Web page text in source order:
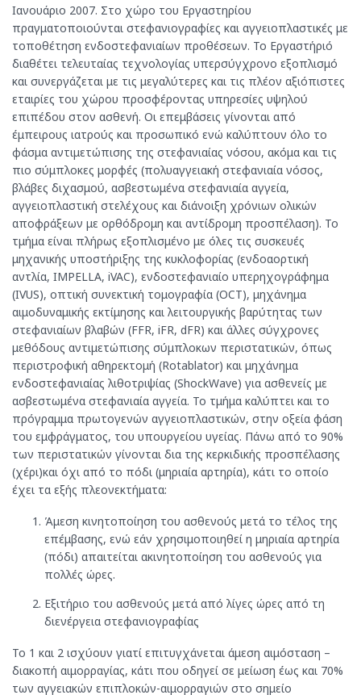
Ιανουάριο 2007. Στο χώρο του Εργαστηρίου
πραγματοποιούνται στεφανιογραφίες και αγγειοπλαστικές με
τοποθέτηση ενδοστεφανιαίων προθέσεων. Το Εργαστήριό
διαθέτει τελευταίας τεχνολογίας υπερσύγχρονο εξοπλισμό
και συνεργάζεται με τις μεγαλύτερες και τις πλέον αξιόπιστες
εταιρίες του χώρου προσφέροντας υπηρεσίες υψηλού
επιπέδου στον ασθενή. Οι επεμβάσεις γίνονται από
έμπειρους ιατρούς και προσωπικό ενώ καλύπτουν όλο το
φάσμα αντιμετώπισης της στεφανιαίας νόσου, ακόμα και τις
πιο σύμπλοκες μορφές (πολυαγγειακή στεφανιαία νόσος,
βλάβες διχασμού, ασβεστωμένα στεφανιαία αγγεία,
αγγειοπλαστική στελέχους και διάνοιξη χρόνιων ολικών
αποφράξεων με ορθόδρομη και αντίδρομη προσπέλαση). Το
τμήμα είναι πλήρως εξοπλισμένο με όλες τις συσκευές
μηχανικής υποστήριξης της κυκλοφορίας (ενδοαορτική
αντλία, IMPELLA, iVAC), ενδοστεφανιαίο υπερηχογράφημα
(IVUS), οπτική συνεκτική τομογραφία (OCT), μηχάνημα
αιμοδυναμικής εκτίμησης και λειτουργικής βαρύτητας των
στεφανιαίων βλαβών (FFR, iFR, dFR) και άλλες σύγχρονες
μεθόδους αντιμετώπισης σύμπλοκων περιστατικών, όπως
περιστροφική αθηρεκτομή (Rotablator) και μηχάνημα
ενδοστεφανιαίας λιθοτριψίας (ShockWave) για ασθενείς με
ασβεστωμένα στεφανιαία αγγεία. Το τμήμα καλύπτει και το
πρόγραμμα πρωτογενών αγγειοπλαστικών, στην οξεία φάση
του εμφράγματος, του υπουργείου υγείας. Πάνω από το 90%
των περιστατικών γίνονται δια της κερκιδικής προσπέλασης
(χέρι)και όχι από το πόδι (μηριαία αρτηρία), κάτι το οποίο
έχει τα εξής πλεονεκτήματα:
Άμεση κινητοποίηση του ασθενούς μετά το τέλος της
επέμβασης, ενώ εάν χρησιμοποιηθεί η μηριαία αρτηρία
(πόδι) απαιτείται ακινητοποίηση του ασθενούς για
πολλές ώρες.
Εξιτήριο του ασθενούς μετά από λίγες ώρες από τη
διενέργεια στεφανιογραφίας
Το 1 και 2 ισχύουν γιατί επιτυγχάνεται άμεση αιμόσταση –
διακοπή αιμορραγίας, κάτι που οδηγεί σε μείωση έως και 70%
των αγγειακών επιπλοκών-αιμορραγιών στο σημείο